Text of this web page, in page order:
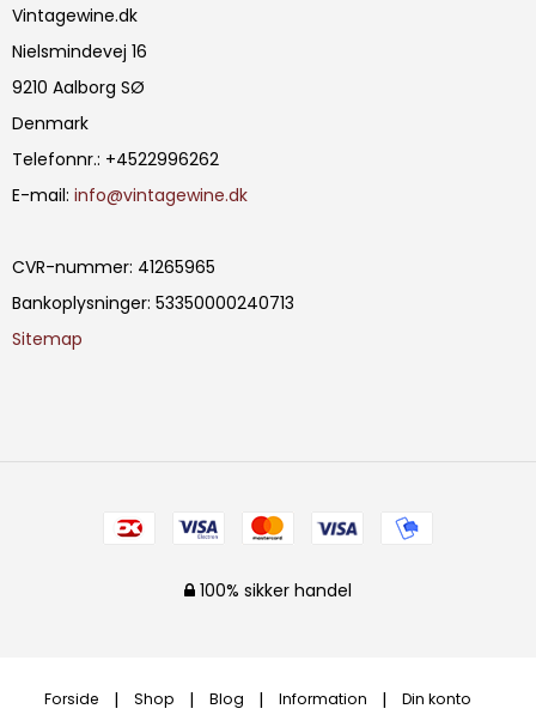
Vintagewine.dk
Nielsmindevej 16
9210 Aalborg SØ
Denmark
Telefonnr.: +4522996262
E-mail: info@vintagewine.dk
CVR-nummer: 41265965
Bankoplysninger: 53350000240713
Sitemap
100% sikker handel
Forside Shop Blog Information Din konto